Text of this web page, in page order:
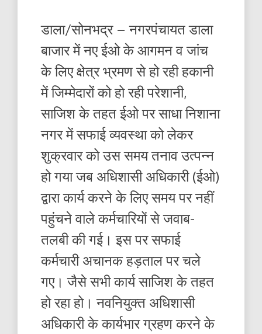
डाला/सोनभद्र – नगरपंचायत डाला
बाजार में नए ईओ के आगमन व जांच
के लिए क्षेत्र भ्रमण से हो रही हकानी
में जिम्मेदारों को हो रही परेशानी,
साजिश के तहत ईओ पर साधा निशाना
नगर में सफाई व्यवस्था को लेकर
शुक्रवार को उस समय तनाव उत्पन्न
हो गया जब अधिशासी अधिकारी (ईओ)
द्वारा कार्य करने के लिए समय पर नहीं
पहुंचने वाले कर्मचारियों से जवाब-
तलबी की गई। इस पर सफाई
कर्मचारी अचानक हड़ताल पर चले
गए। जैसे सभी कार्य साजिश के तहत
हो रहा हो। नवनियुक्त अधिशासी
अधिकारी के कार्यभार ग्रहण करने के